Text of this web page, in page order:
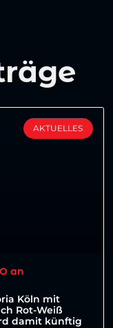
AKTUELLES
an
Köln mit
Rot-Weiß
damit künftig